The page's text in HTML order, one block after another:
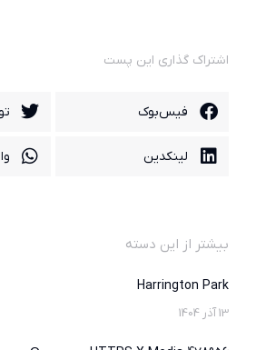
اشتراک گذاری این پست
فیس‌بوک
لینکدین
بیشتر از این دسته
Harrington Park
13 آذر 1404